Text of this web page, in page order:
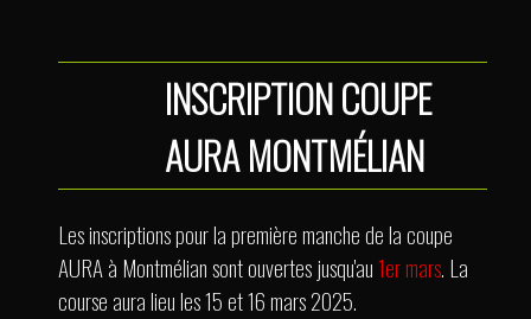
INSCRIPTION COUPE
AURA MONTMÉLIAN
Les inscriptions pour la première manche de la coupe
AURA à Montmélian sont ouvertes jusqu'au1er mars. La
course aura lieu les 15 et 16 mars 2025.